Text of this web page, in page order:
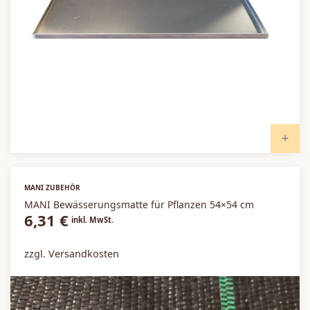
MANI ZUBEHÖR
MANI Bewässerungsmatte für Pflanzen 54×54 cm
6,31 € inkl. MwSt.
zzgl. Versandkosten